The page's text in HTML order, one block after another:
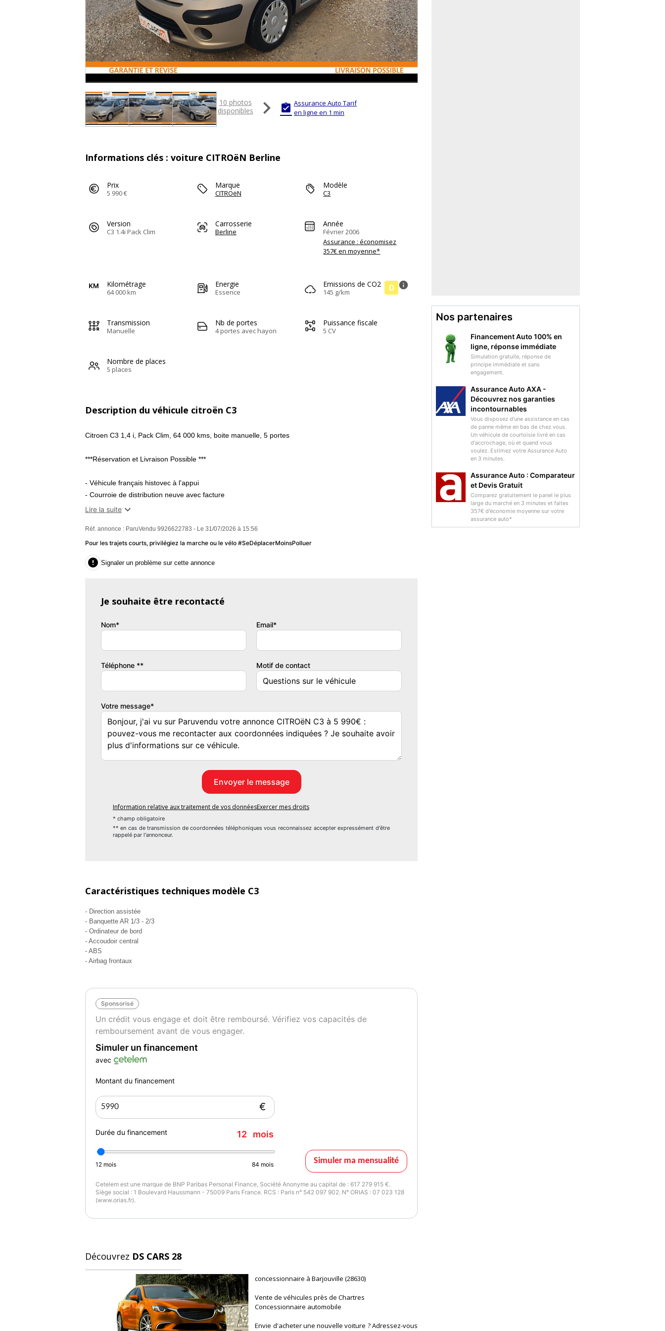
10 photos
disponibles
  Assurance Auto Tarif
en ligne en 1 min
Informations clés : voiture CITROëN Berline
Prix
5 990 €
Marque
CITROëN
Modèle
C3
Version
C3 1.4i Pack Clim
Carrosserie
Berline
Année
Février 2006
Assurance : économisez
357€ en moyenne*
Kilométrage
64 000 km
Energie
Essence
Emissions de CO2
145 g/km D info
Transmission
Manuelle
Nb de portes
4 portes avec hayon
Puissance fiscale
5 CV
Nombre de places
5 places
Description du véhicule citroën C3
Citroen C3 1,4 i, Pack Clim, 64 000 kms, boite manuelle, 5 portes
***Réservation et Livraison Possible ***
- Véhicule français histovec à l'appui
- Courroie de distribution neuve avec facture
- Factures d'entretiens
- Vidange OK
- Révision OK
Aucun frais a prévoir
Nos véhicules sont garantis et vous avez la possibilité pour seulement 25 euros /mois d'assurer le
- attelage remorque
- climatisation
- lecteur CD/MP3
- commandes au volant
- accoudoir centrale
- banquette 1/3 - 2/3
- volant cuir
Extérieur :
- store pare soleil …
Sécurité :
- fermeture centralisée
- fixations ISOFIX
- airbags frontaux
Venez découvrir notre large gamme de véhicules à prix très attractifs.
"REPRISE POSSIBLE"
Étudions toutes propositions
HORAIRES d'ouverture :
Du lundi au samedi de 09h30 à 12h et de 14h à 18h30
Prise de rendez vous très fortement conseillé.
Couleur Vignette Crit'Air
Lire la suite 
Réf. annonce : ParuVendu 9926622783 - Le 31/07/2026 à 15:56
Pour les trajets courts, privilégiez la marche ou le vélo #SeDéplacerMoinsPolluer
 Signaler un problème sur cette annonce
Je souhaite être recontacté
Nom* Email*
Téléphone ** Motif de contact
Votre message*
Information relative aux traitement de vos donnéesExercer mes droits
* champ obligatoire
** en cas de transmission de coordonnées téléphoniques vous reconnaissez accepter expressément d'être
rappelé par l'annonceur.
Caractéristiques techniques modèle C3
- Direction assistée
- Banquette AR 1/3 - 2/3
- Ordinateur de bord
- Accoudoir central
- ABS
- Airbag frontaux
Sponsorisé
Un crédit vous engage et doit être remboursé. Vérifiez vos capacités de
remboursement avant de vous engager.
Simuler un financement
avec
Montant du financement
€
Durée du financement 12 mois
12 mois 84 mois Simuler ma mensualité
Cetelem est une marque de BNP Paribas Personal Finance, Société Anonyme au capital de : 617 279 915 €.
Siège social : 1 Boulevard Haussmann - 75009 Paris France. RCS : Paris n° 542 097 902. N° ORIAS : 07 023 128
(www.orias.fr).
Découvrez DS CARS 28
concessionnaire à Barjouville (28630)
Vente de véhicules près de Chartres
Concessionnaire automobile
Envie d'acheter une nouvelle voiture ? Adressez-vous
Nos partenaires
Financement Auto 100% en
ligne, réponse immédiate
Simulation gratuite, réponse de
principe immédiate et sans
engagement.
Assurance Auto AXA -
Découvrez nos garanties
incontournables
Vous disposez d'une assistance en cas
de panne même en bas de chez vous.
Un véhicule de courtoisie livré en cas
d'accrochage, où et quand vous
voulez. Estimez votre Assurance Auto
en 3 minutes.
Assurance Auto : Comparateur
et Devis Gratuit
Comparez gratuitement le panel le plus
large du marché en 3 minutes et faites
357€ d'économie moyenne sur votre
assurance auto*